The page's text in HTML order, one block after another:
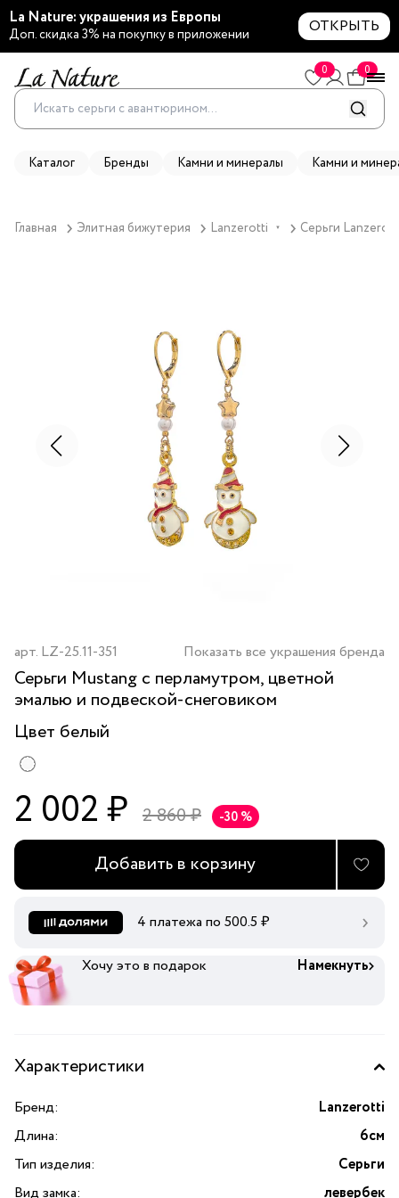
La Nature: украшения из Европы
Доп. скидка 3% на покупку в приложении ОТКРЫТЬ
0 0
Каталог Бренды Камни и минералы Камни и
Главная Элитная бижутерия Lanzerotti ▼ Серьги
арт. LZ-25.11-351 Показать все украшения бренда
Серьги Mustang с перламутром, цветной
эмалью и подвеской-снеговиком
Цвет белый
2 002 ₽ 2 860 ₽ -30 %
Добавить в корзину
4 платежа по 500.5 ₽
Хочу это в подарок Намекнуть
Характеристики
Бренд:
Lanzerotti
Длина:
6см
Тип изделия:
Серьги
Вид замка:
левербек